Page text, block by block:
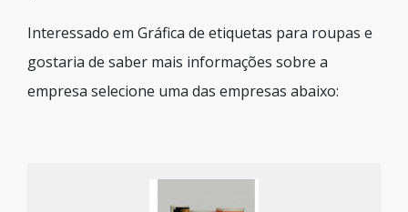
Interessado em Gráfica de etiquetas para roupas e
gostaria de saber mais informações sobre a
empresa selecione uma das empresas abaixo: